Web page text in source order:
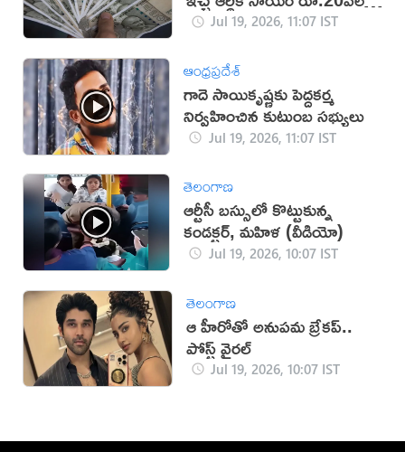
పెంపు!Jul 19, 2026, 11:07 IST
ఆంధ్రప్రదేశ్
గాదె సాయికృష్ణకు పెద్దకర్మ
నిర్వహించిన కుటుంబ సభ్యులు
Jul 19, 2026, 11:07 IST
తెలంగాణ
ఆర్టీసీ బస్సులో కొట్టుకున్న
కండక్టర్, మహిళ (వీడియో)
Jul 19, 2026, 10:07 IST
తెలంగాణ
ఆ హీరోతో అనుపమ బ్రేకప్..
పోస్ట్ వైరల్
Jul 19, 2026, 10:07 IST